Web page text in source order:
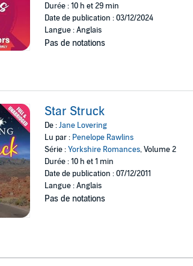
Durée : 10 h et 29 min
Date de publication : 03/12/2024
Langue : Anglais
Pas de notations
Star Struck
De :Jane Lovering
Lu par : Penelope Rawlins
Série :Yorkshire Romances, Volume 2
Durée : 10 h et 1 min
Date de publication : 07/12/2011
Langue : Anglais
Pas de notations